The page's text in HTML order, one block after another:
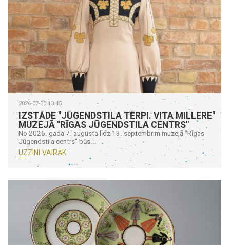
2026-07-30 13:45
IZSTĀDE "JŪGENDSTILA TĒRPI. VITA MILLERE"
MUZEJĀ "RĪGAS JŪGENDSTILA CENTRS"
No 2026. gada 7. augusta līdz 13. septembrim muzejā “Rīgas
Jūgendstila centrs” būs...
UZZINI VAIRĀK